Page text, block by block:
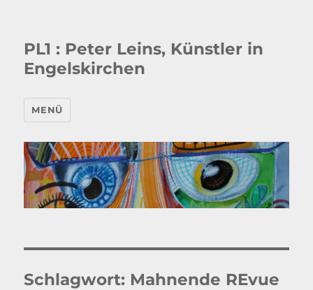
PL1 : Peter Leins, Künstler in
Engelskirchen
MENÜ
Schlagwort: Mahnende REvue